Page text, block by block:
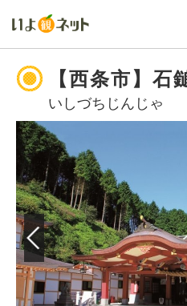
【西条市】石
いしづちじんじゃ